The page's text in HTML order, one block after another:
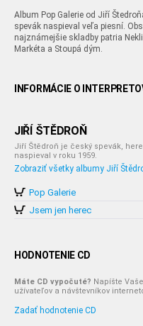
Album Pop Galerie od Jiří
spevák naspieval veľa piesní.
najznámejšie skladby patria
Markéta a Stoupá dým.
INFORMÁCIE O
JIŘÍ ŠTĚDROŇ
Jiří Štědroň je český spevák,
naspieval v roku 1959.
Zobraziť všetky albumy Jiří
Pop Galerie
Jsem jen herec
HODNOTENIE CD
Máte CD vypočuté? Napíšte
užívateľov a návštevníkov
Zadať hodnotenie CD